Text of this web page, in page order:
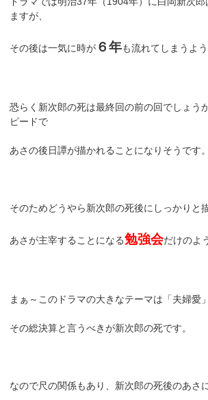
ますが、
その後は一気に時が ６年も流れてしまうよう
恐らく新次郎の死は最終回の前の回でしょう
ピードで
あさの後日譚が描かれることになりそうです。
そのためどうやら新次郎の死後にしっかりと
あさが主宰することになる勉強会だけのよ
まぁ～このドラマの大きなテーマは「夫婦愛
その総決算と言うべきが新次郎の死です。
なので尺の関係もあり、新次郎の死後のあさ